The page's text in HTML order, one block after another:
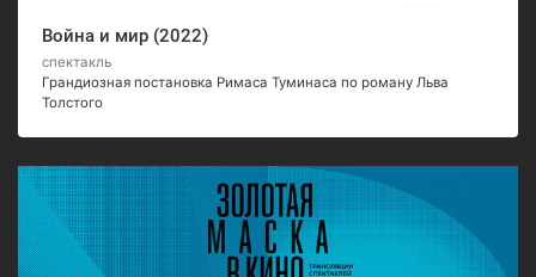
Война и мир (2022)
спектакль
Грандиозная постановка Римаса Туминаса по роману Льва
Толстого